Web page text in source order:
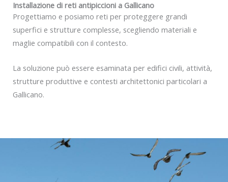
Installazione di reti antipiccioni a Gallicano
Progettiamo e posiamo reti per proteggere grandi
superfici e strutture complesse, scegliendo materiali e
maglie compatibili con il contesto.
La soluzione può essere esaminata per edifici civili, attività,
strutture produttive e contesti architettonici particolari a
Gallicano.